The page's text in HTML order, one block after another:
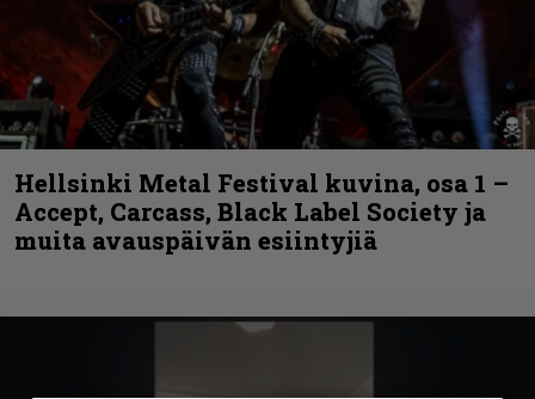
Hellsinki Metal Festival kuvina, osa 1 –
Accept, Carcass, Black Label Society ja
muita avauspäivän esiintyjiä